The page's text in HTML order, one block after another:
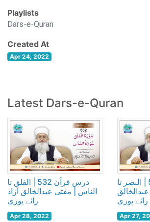
Playlists
Dars-e-Quran
Created At
Apr 24, 2022
Latest Dars-e-Quran
درس قرآن 532 | الفلق تا
الناس | مفتی عبدالخالق آزاد
رائے پوری
Apr 28, 2022
درس قرآن 531 | النصر تا
رائے پوری
Apr 27,